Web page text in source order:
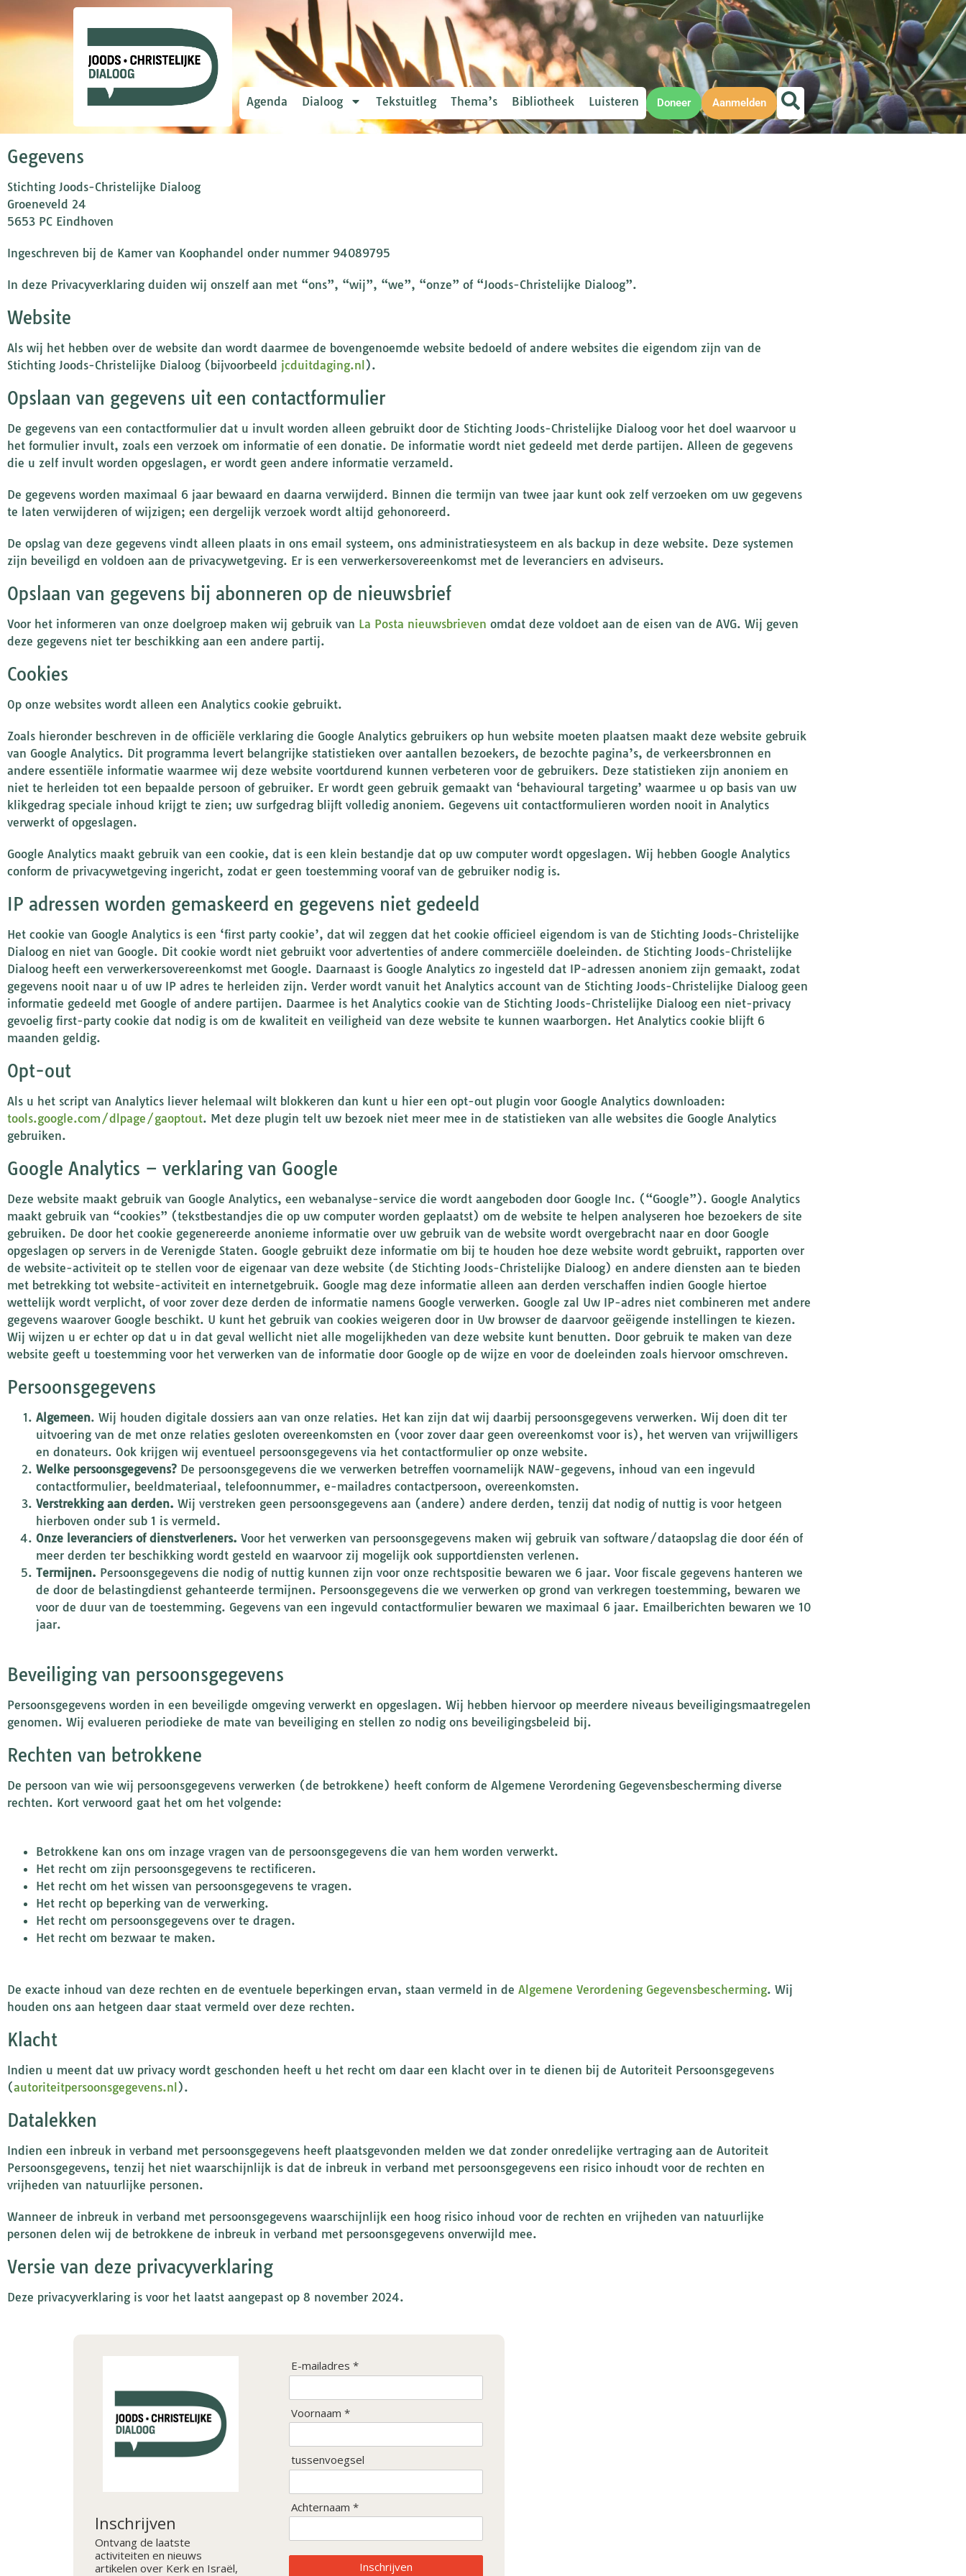
Agenda Dialoog Tekstuitleg Thema’s Bibliotheek Luisteren Doneer Aanmelden
Gegevens
Stichting Joods-Christelijke Dialoog
Groeneveld 24
5653 PC Eindhoven
Ingeschreven bij de Kamer van Koophandel onder nummer 94089795
In deze Privacyverklaring duiden wij onszelf aan met “ons”, “wij”, “we”, “onze” of “Joods-Christelijke Dialoog”.
Website
Als wij het hebben over de website dan wordt daarmee de bovengenoemde website bedoeld of andere websites die eigendom zijn van de
Stichting Joods-Christelijke Dialoog (bijvoorbeeld jcduitdaging.nl).
Opslaan van gegevens uit een contactformulier
De gegevens van een contactformulier dat u invult worden alleen gebruikt door de Stichting Joods-Christelijke Dialoog voor het doel waarvoor u
het formulier invult, zoals een verzoek om informatie of een donatie. De informatie wordt niet gedeeld met derde partijen. Alleen de gegevens
die u zelf invult worden opgeslagen, er wordt geen andere informatie verzameld.
De gegevens worden maximaal 6 jaar bewaard en daarna verwijderd. Binnen die termijn van twee jaar kunt ook zelf verzoeken om uw gegevens
te laten verwijderen of wijzigen; een dergelijk verzoek wordt altijd gehonoreerd.
De opslag van deze gegevens vindt alleen plaats in ons email systeem, ons administratiesysteem en als backup in deze website. Deze systemen
zijn beveiligd en voldoen aan de privacywetgeving. Er is een verwerkersovereenkomst met de leveranciers en adviseurs.
Opslaan van gegevens bij abonneren op de nieuwsbrief
Voor het informeren van onze doelgroep maken wij gebruik van La Posta nieuwsbrieven omdat deze voldoet aan de eisen van de AVG. Wij geven
deze gegevens niet ter beschikking aan een andere partij.
Cookies
Op onze websites wordt alleen een Analytics cookie gebruikt.
Zoals hieronder beschreven in de officiële verklaring die Google Analytics gebruikers op hun website moeten plaatsen maakt deze website gebruik
van Google Analytics. Dit programma levert belangrijke statistieken over aantallen bezoekers, de bezochte pagina’s, de verkeersbronnen en
andere essentiële informatie waarmee wij deze website voortdurend kunnen verbeteren voor de gebruikers. Deze statistieken zijn anoniem en
niet te herleiden tot een bepaalde persoon of gebruiker. Er wordt geen gebruik gemaakt van ‘behavioural targeting’ waarmee u op basis van uw
klikgedrag speciale inhoud krijgt te zien; uw surfgedrag blijft volledig anoniem. Gegevens uit contactformulieren worden nooit in Analytics
verwerkt of opgeslagen.
Google Analytics maakt gebruik van een cookie, dat is een klein bestandje dat op uw computer wordt opgeslagen. Wij hebben Google Analytics
conform de privacywetgeving ingericht, zodat er geen toestemming vooraf van de gebruiker nodig is.
IP adressen worden gemaskeerd en gegevens niet gedeeld
Het cookie van Google Analytics is een ‘first party cookie’, dat wil zeggen dat het cookie officieel eigendom is van de Stichting Joods-Christelijke
Dialoog en niet van Google. Dit cookie wordt niet gebruikt voor advertenties of andere commerciële doeleinden. de Stichting Joods-Christelijke
Dialoog heeft een verwerkersovereenkomst met Google. Daarnaast is Google Analytics zo ingesteld dat IP-adressen anoniem zijn gemaakt, zodat
gegevens nooit naar u of uw IP adres te herleiden zijn. Verder wordt vanuit het Analytics account van de Stichting Joods-Christelijke Dialoog geen
informatie gedeeld met Google of andere partijen. Daarmee is het Analytics cookie van de Stichting Joods-Christelijke Dialoog een niet-privacy
gevoelig first-party cookie dat nodig is om de kwaliteit en veiligheid van deze website te kunnen waarborgen. Het Analytics cookie blijft 6
maanden geldig.
Opt-out
Als u het script van Analytics liever helemaal wilt blokkeren dan kunt u hier een opt-out plugin voor Google Analytics downloaden:
tools.google.com/dlpage/gaoptout. Met deze plugin telt uw bezoek niet meer mee in de statistieken van alle websites die Google Analytics
gebruiken.
Google Analytics – verklaring van Google
Deze website maakt gebruik van Google Analytics, een webanalyse-service die wordt aangeboden door Google Inc. (“Google”). Google Analytics
maakt gebruik van “cookies” (tekstbestandjes die op uw computer worden geplaatst) om de website te helpen analyseren hoe bezoekers de site
gebruiken. De door het cookie gegenereerde anonieme informatie over uw gebruik van de website wordt overgebracht naar en door Google
opgeslagen op servers in de Verenigde Staten. Google gebruikt deze informatie om bij te houden hoe deze website wordt gebruikt, rapporten over
de website-activiteit op te stellen voor de eigenaar van deze website (de Stichting Joods-Christelijke Dialoog) en andere diensten aan te bieden
met betrekking tot website-activiteit en internetgebruik. Google mag deze informatie alleen aan derden verschaffen indien Google hiertoe
wettelijk wordt verplicht, of voor zover deze derden de informatie namens Google verwerken. Google zal Uw IP-adres niet combineren met andere
gegevens waarover Google beschikt. U kunt het gebruik van cookies weigeren door in Uw browser de daarvoor geëigende instellingen te kiezen.
Wij wijzen u er echter op dat u in dat geval wellicht niet alle mogelijkheden van deze website kunt benutten. Door gebruik te maken van deze
website geeft u toestemming voor het verwerken van de informatie door Google op de wijze en voor de doeleinden zoals hiervoor omschreven.
Persoonsgegevens
Algemeen. Wij houden digitale dossiers aan van onze relaties. Het kan zijn dat wij daarbij persoonsgegevens verwerken. Wij doen dit ter
uitvoering van de met onze relaties gesloten overeenkomsten en (voor zover daar geen overeenkomst voor is), het werven van vrijwilligers
en donateurs. Ook krijgen wij eventueel persoonsgegevens via het contactformulier op onze website.
Welke persoonsgegevens? De persoonsgegevens die we verwerken betreffen voornamelijk NAW-gegevens, inhoud van een ingevuld
contactformulier, beeldmateriaal, telefoonnummer, e-mailadres contactpersoon, overeenkomsten.
Verstrekking aan derden. Wij verstreken geen persoonsgegevens aan (andere) andere derden, tenzij dat nodig of nuttig is voor hetgeen
hierboven onder sub 1 is vermeld.
Onze leveranciers of dienstverleners. Voor het verwerken van persoonsgegevens maken wij gebruik van software/dataopslag die door één of
meer derden ter beschikking wordt gesteld en waarvoor zij mogelijk ook supportdiensten verlenen.
Termijnen. Persoonsgegevens die nodig of nuttig kunnen zijn voor onze rechtspositie bewaren we 6 jaar. Voor fiscale gegevens hanteren we
de door de belastingdienst gehanteerde termijnen. Persoonsgegevens die we verwerken op grond van verkregen toestemming, bewaren we
voor de duur van de toestemming. Gegevens van een ingevuld contactformulier bewaren we maximaal 6 jaar. Emailberichten bewaren we 10
jaar.
Beveiliging van persoonsgegevens
Persoonsgegevens worden in een beveiligde omgeving verwerkt en opgeslagen. Wij hebben hiervoor op meerdere niveaus beveiligingsmaatregelen
genomen. Wij evalueren periodieke de mate van beveiliging en stellen zo nodig ons beveiligingsbeleid bij.
Rechten van betrokkene
De persoon van wie wij persoonsgegevens verwerken (de betrokkene) heeft conform de Algemene Verordening Gegevensbescherming diverse
rechten. Kort verwoord gaat het om het volgende:
Betrokkene kan ons om inzage vragen van de persoonsgegevens die van hem worden verwerkt.
Het recht om zijn persoonsgegevens te rectificeren.
Het recht om het wissen van persoonsgegevens te vragen.
Het recht op beperking van de verwerking.
Het recht om persoonsgegevens over te dragen.
Het recht om bezwaar te maken.
De exacte inhoud van deze rechten en de eventuele beperkingen ervan, staan vermeld in de Algemene Verordening Gegevensbescherming. Wij
houden ons aan hetgeen daar staat vermeld over deze rechten.
Klacht
Indien u meent dat uw privacy wordt geschonden heeft u het recht om daar een klacht over in te dienen bij de Autoriteit Persoonsgegevens
(autoriteitpersoonsgegevens.nl).
Datalekken
Indien een inbreuk in verband met persoonsgegevens heeft plaatsgevonden melden we dat zonder onredelijke vertraging aan de Autoriteit
Persoonsgegevens, tenzij het niet waarschijnlijk is dat de inbreuk in verband met persoonsgegevens een risico inhoudt voor de rechten en
vrijheden van natuurlijke personen.
Wanneer de inbreuk in verband met persoonsgegevens waarschijnlijk een hoog risico inhoud voor de rechten en vrijheden van natuurlijke
personen delen wij de betrokkene de inbreuk in verband met persoonsgegevens onverwijld mee.
Versie van deze privacyverklaring
Deze privacyverklaring is voor het laatst aangepast op 8 november 2024.
Inschrijven
Ontvang de laatste
activiteiten en nieuws
artikelen over Kerk en Israël,
E-mailadres *
Voornaam *
tussenvoegsel
Achternaam *
Inschrijven